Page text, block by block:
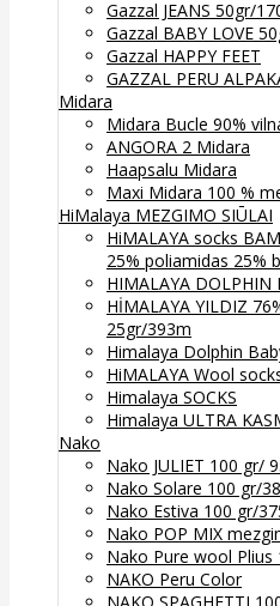
Gazzal JEANS 50gr/
Gazzal BABY LOVE
Gazzal HAPPY FEET
GAZZAL PERU
Midara
Midara Bucle 90%
ANGORA 2 Midara
Haapsalu Midara
Maxi Midara 100 %
HiMalaya MEZGIMO SIŪLAI
HiMALAYA socks
25% poliamidas 25%
HIMALAYA DOLPHIN
HİMALAYA YILDIZ
25gr/393m
Himalaya Dolphin
HiMALAYA Wool
Himalaya SOCKS
Himalaya ULTRA
Nako
Nako JULIET 100 gr/
Nako Solare 100 gr/
Nako Estiva 100 gr/
Nako POP MIX
Nako Pure wool Plius
NAKO Peru Color
NAKO SPAGHETTI